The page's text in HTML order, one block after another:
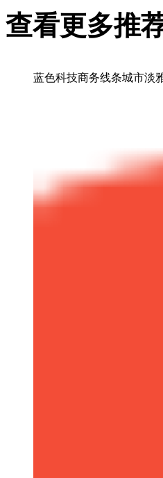
查看更多推
蓝色科技商务线条城市淡